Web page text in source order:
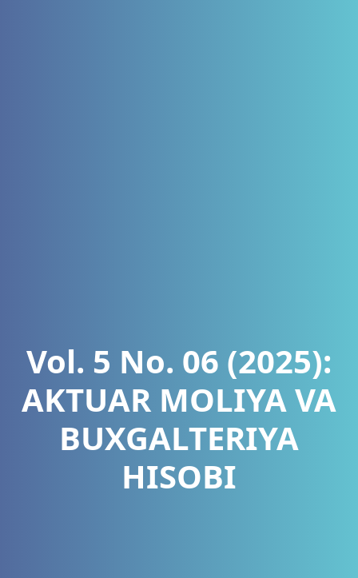
Vol. 5 No. 06 (2025):
AKTUAR MOLIYA VA
BUXGALTERIYA
HISOBI